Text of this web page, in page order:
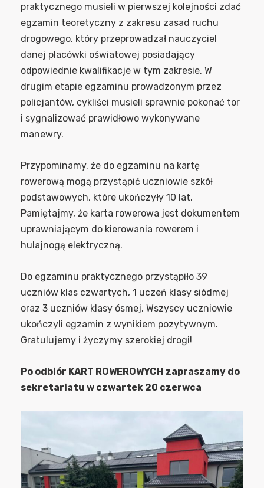
praktycznego musieli w pierwszej kolejności zdać
egzamin teoretyczny z zakresu zasad ruchu
drogowego, który przeprowadzał nauczyciel
danej placówki oświatowej posiadający
odpowiednie kwalifikacje w tym zakresie. W
drugim etapie egzaminu prowadzonym przez
policjantów, cykliści musieli sprawnie pokonać tor
i sygnalizować prawidłowo wykonywane
manewry.
Przypominamy, że do egzaminu na kartę
rowerową mogą przystąpić uczniowie szkół
podstawowych, które ukończyły 10 lat.
Pamiętajmy, że karta rowerowa jest dokumentem
uprawniającym do kierowania rowerem i
hulajnogą elektryczną.
Do egzaminu praktycznego przystąpiło 39
uczniów klas czwartych, 1 uczeń klasy siódmej
oraz 3 uczniów klasy ósmej. Wszyscy uczniowie
ukończyli egzamin z wynikiem pozytywnym.
Gratulujemy i życzymy szerokiej drogi!
Po odbiór KART ROWEROWYCH zapraszamy do
sekretariatu w czwartek 20 czerwca